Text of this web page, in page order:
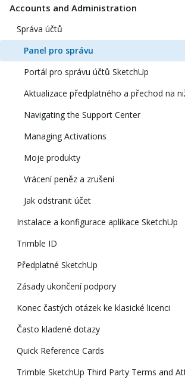
Accounts and Administration
Správa účtů
Panel pro správu
Portál pro správu účtů SketchUp
Navigating the Support Center
Managing Activations
Moje produkty
Vrácení peněz a zrušení
Jak odstranit účet
Instalace a konfigurace aplikace SketchUp
Trimble ID
Předplatné SketchUp
Zásady ukončení podpory
Konec častých otázek ke klasické licenci
Často kladené dotazy
Quick Reference Cards
Trimble SketchUp Third Party Terms and